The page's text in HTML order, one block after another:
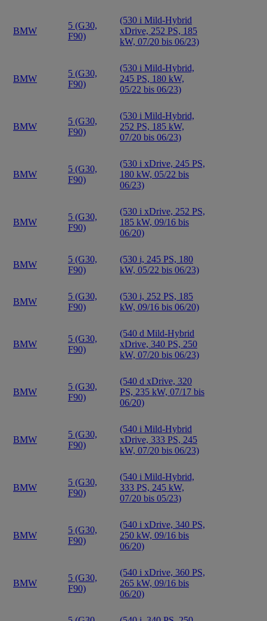
BMW
5 (G30,
F90)
(530 i Mild-Hybrid
xDrive, 252 PS, 185
kW, 07/20 bis 06/23)
BMW
5 (G30,
F90)
(530 i Mild-Hybrid,
245 PS, 180 kW,
05/22 bis 06/23)
BMW
5 (G30,
F90)
(530 i Mild-Hybrid,
252 PS, 185 kW,
07/20 bis 06/23)
BMW
5 (G30,
F90)
(530 i xDrive, 245 PS,
180 kW, 05/22 bis
06/23)
BMW
5 (G30,
F90)
(530 i xDrive, 252 PS,
185 kW, 09/16 bis
06/20)
BMW
5 (G30,
F90)
(530 i, 245 PS, 180
kW, 05/22 bis 06/23)
BMW
5 (G30,
F90)
(530 i, 252 PS, 185
kW, 09/16 bis 06/20)
BMW
5 (G30,
F90)
(540 d Mild-Hybrid
xDrive, 340 PS, 250
kW, 07/20 bis 06/23)
BMW
5 (G30,
F90)
(540 d xDrive, 320
PS, 235 kW, 07/17 bis
06/20)
BMW
5 (G30,
F90)
(540 i Mild-Hybrid
xDrive, 333 PS, 245
kW, 07/20 bis 06/23)
BMW
5 (G30,
F90)
(540 i Mild-Hybrid,
333 PS, 245 kW,
07/20 bis 05/23)
BMW
5 (G30,
F90)
(540 i xDrive, 340 PS,
250 kW, 09/16 bis
06/20)
BMW
5 (G30,
F90)
(540 i xDrive, 360 PS,
265 kW, 09/16 bis
06/20)